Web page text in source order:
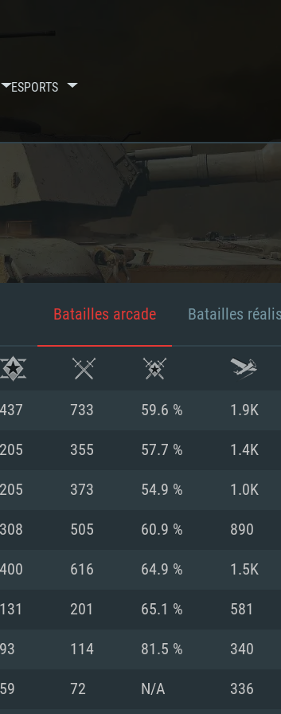
ESPORTS
Batailles arcade Batailles
437 733 59.6 % 1.9K
205 355 57.7 % 1.4K
205 373 54.9 % 1.0K
308 505 60.9 % 890
400 616 64.9 % 1.5K
131 201 65.1 % 581
93 114 81.5 % 340
59 72 N/A 336